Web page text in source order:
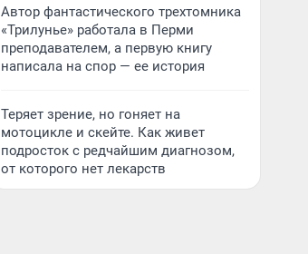
Автор фантастического трехтомника
«Трилунье» работала в Перми
преподавателем, а первую книгу
написала на спор — ее история
Теряет зрение, но гоняет на
мотоцикле и скейте. Как живет
подросток с редчайшим диагнозом,
от которого нет лекарств